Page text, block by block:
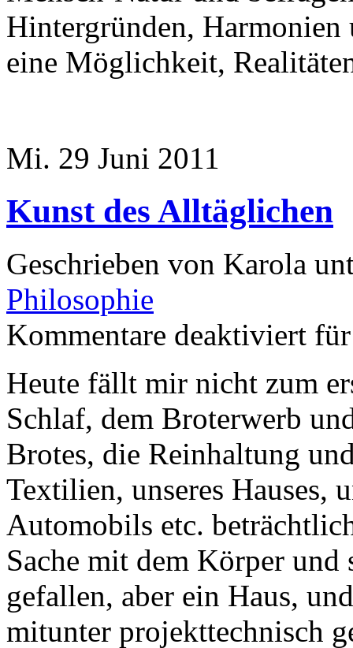
Hintergründen,
eine Möglichkeit,
Mi. 29 Juni 2011
Kunst des Alltäglichen
Geschrieben von Karola
Philosophie
Kommentare deaktiviert
Heute fällt mir nicht zum
Schlaf, dem Broterwerb
Brotes, die Reinhaltung
Textilien, unseres Hauses,
Automobils etc.
Sache mit dem Körper
gefallen, aber ein Haus,
mitunter projekttechnisch